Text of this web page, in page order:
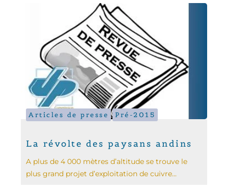
Articles de presse Pré-2015
La révolte des paysans andins
A plus de 4 000 mètres d’altitude se trouve le
plus grand projet d’exploitation de cuivre...